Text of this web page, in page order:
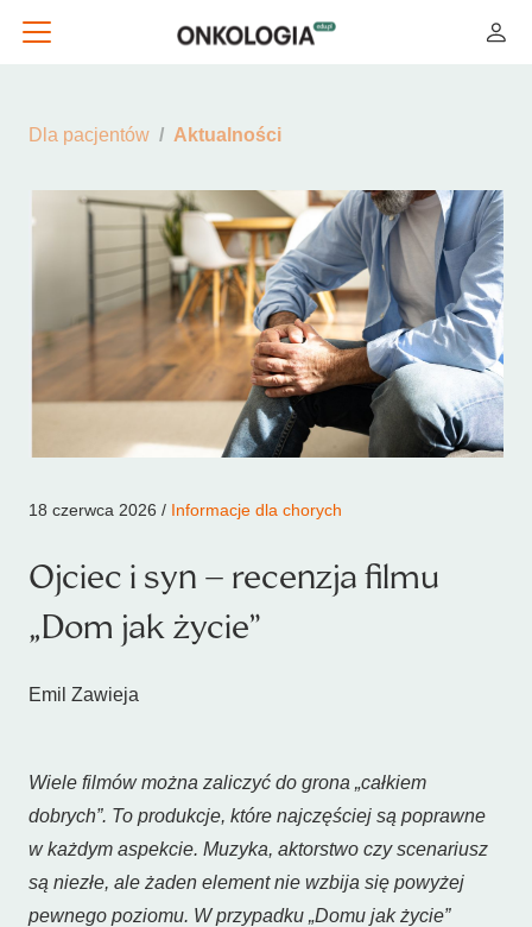
Dla pacjentów Aktualności
18 czerwca 2026 / Informacje dla chorych
Ojciec i syn – recenzja filmu
„Dom jak życie”
Emil Zawieja
Wiele filmów można zaliczyć do grona „całkiem
dobrych”. To produkcje, które najczęściej są poprawne
w każdym aspekcie. Muzyka, aktorstwo czy scenariusz
są niezłe, ale żaden element nie wzbija się powyżej
pewnego poziomu. W przypadku „Domu jak życie”